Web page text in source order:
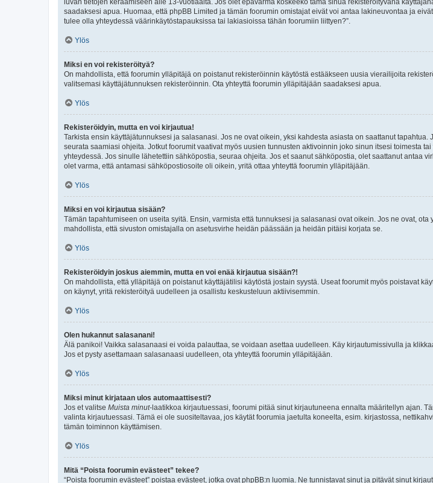
saadaksesi apua. Huomaa, että phpBB Limited ja tämän foorumin omistajat eivät voi antaa lakineuvontaa ja
tulee olla yhteydessä väärinkäytöstapauksissa tai lakiasioissa tähän foorumiin liittyen?”.
Ylös
Miksi en voi rekisteröityä?
On mahdollista, että foorumin ylläpitäjä on poistanut rekisteröinnin käytöstä estääkseen uusia vierailijoita
valitsemasi käyttäjätunnuksen rekisteröinnin. Ota yhteyttä foorumin ylläpitäjään saadaksesi apua.
Ylös
Rekisteröidyin, mutta en voi kirjautua!
Tarkista ensin käyttäjätunnuksesi ja salasanasi. Jos ne ovat oikein, yksi kahdesta asiasta on saattanut
seurata saamiasi ohjeita. Jotkut foorumit vaativat myös uusien tunnusten aktivoinnin joko sinun itsesi toimesta
yhteydessä. Jos sinulle lähetettiin sähköpostia, seuraa ohjeita. Jos et saanut sähköpostia, olet saattanut antaa
olet varma, että antamasi sähköpostiosoite oli oikein, yritä ottaa yhteyttä foorumin ylläpitäjään.
Ylös
Miksi en voi kirjautua sisään?
Tämän tapahtumiseen on useita syitä. Ensin, varmista että tunnuksesi ja salasanasi ovat oikein. Jos ne ovat,
mahdollista, että sivuston omistajalla on asetusvirhe heidän päässään ja heidän pitäisi korjata se.
Ylös
Rekisteröidyin joskus aiemmin, mutta en voi enää kirjautua sisään?!
On mahdollista, että ylläpitäjä on poistanut käyttäjätilisi käytöstä jostain syystä. Useat foorumit myös poistavat
on käynyt, yritä rekisteröityä uudelleen ja osallistu keskusteluun aktiivisemmin.
Ylös
Olen hukannut salasanani!
Älä panikoi! Vaikka salasanaasi ei voida palauttaa, se voidaan asettaa uudelleen. Käy kirjautumissivulla ja
Jos et pysty asettamaan salasanaasi uudelleen, ota yhteyttä foorumin ylläpitäjään.
Ylös
Miksi minut kirjataan ulos automaattisesti?
Jos et valitse Muista minut-laatikkoa kirjautuessasi, foorumi pitää sinut kirjautuneena ennalta määritellyn ajan.
valinta kirjautuessasi. Tämä ei ole suositeltavaa, jos käytät foorumia jaetulta koneelta, esim. kirjastossa,
tämän toiminnon käyttämisen.
Ylös
Mitä “Poista foorumin evästeet” tekee?
“Poista foorumin evästeet” poistaa evästeet, jotka ovat phpBB:n luomia. Ne tunnistavat sinut ja pitävät sinut